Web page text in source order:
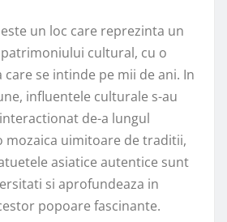
un loc care reprezinta un
cultural, cu o
se intinde pe mii de ani. In
influentele culturale s-au
de-a lungul
mozaica uimitoare de traditii,
asiatice autentice sunt
si aprofundeaza in
popoare fascinante.